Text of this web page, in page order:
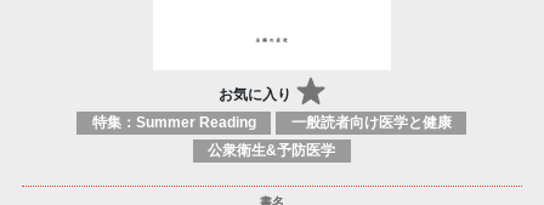
お気に入り
特集：Summer Reading
一般読者向け医学と健康
公衆衛生&予防医学